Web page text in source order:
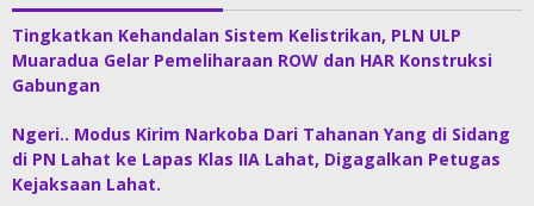
Tingkatkan Kehandalan Sistem Kelistrikan, PLN ULP
Muaradua Gelar Pemeliharaan ROW dan HAR Konstruksi
Gabungan
Ngeri.. Modus Kirim Narkoba Dari Tahanan Yang di Sidang
di PN Lahat ke Lapas Klas IIA Lahat, Digagalkan Petugas
Kejaksaan Lahat.